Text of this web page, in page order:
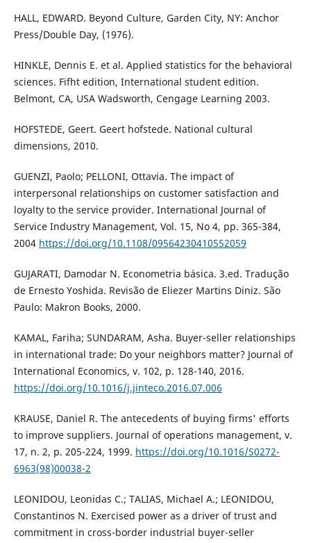
HALL, EDWARD. Beyond Culture, Garden City, NY: Anchor
Press/Double Day, (1976).
HINKLE, Dennis E. et al. Applied statistics for the behavioral
sciences. Fifht edition, International student edition.
Belmont, CA, USA Wadsworth, Cengage Learning 2003.
HOFSTEDE, Geert. Geert hofstede. National cultural
dimensions, 2010.
GUENZI, Paolo; PELLONI, Ottavia. The impact of
interpersonal relationships on customer satisfaction and
loyalty to the service provider. International Journal of
Service Industry Management, Vol. 15, No 4, pp. 365-384,
2004 https://doi.org/10.1108/09564230410552059
GUJARATI, Damodar N. Econometria básica. 3.ed. Tradução
de Ernesto Yoshida. Revisão de Eliezer Martins Diniz. São
Paulo: Makron Books, 2000.
KAMAL, Fariha; SUNDARAM, Asha. Buyer-seller relationships
in international trade: Do your neighbors matter? Journal of
International Economics, v. 102, p. 128-140, 2016.
https://doi.org/10.1016/j.jinteco.2016.07.006
KRAUSE, Daniel R. The antecedents of buying firms' efforts
to improve suppliers. Journal of operations management, v.
17, n. 2, p. 205-224, 1999. https://doi.org/10.1016/S0272-
6963(98)00038-2
LEONIDOU, Leonidas C.; TALIAS, Michael A.; LEONIDOU,
Constantinos N. Exercised power as a driver of trust and
commitment in cross-border industrial buyer-seller